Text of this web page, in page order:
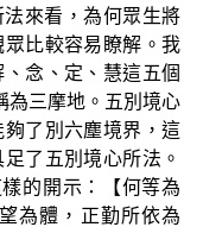
來看，為何眾生將
比較容易瞭解。我
念、定、慧這五個
為三摩地。五別境心
了別六塵境界，這
了五別境心所法。
的開示：【何等為
為體，正勤所依為